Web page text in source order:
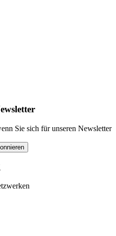
Sie sich für unseren Newsletter